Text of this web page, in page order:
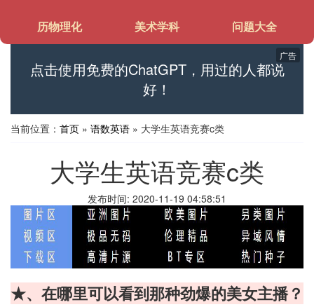
历物理化 美术学科 问题大全
点击使用免费的ChatGPT，用过的人都说
好！
广告
当前位置： 首页 » 语数英语 » 大学生英语竞赛c类
大学生英语竞赛c类
发布时间: 2020-11-19 04:58:51
★、在哪里可以看到那种劲爆的美女主播？